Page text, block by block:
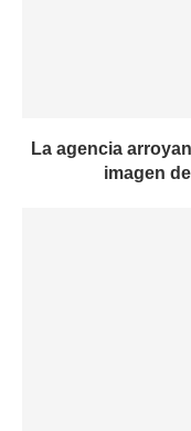
La agencia
imagen